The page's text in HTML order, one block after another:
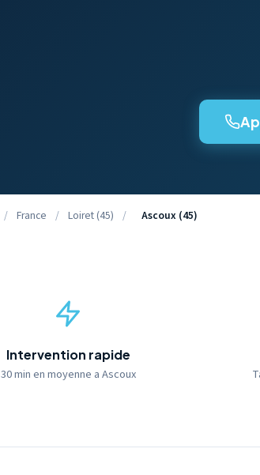
/ France / Loiret (45) / Ascoux (45)
Intervention rapide
30 min en moyenne a Ascoux